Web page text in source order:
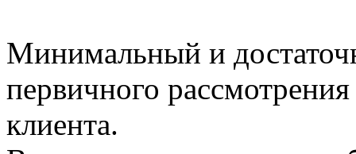
Минимальный и
первичного
клиента.